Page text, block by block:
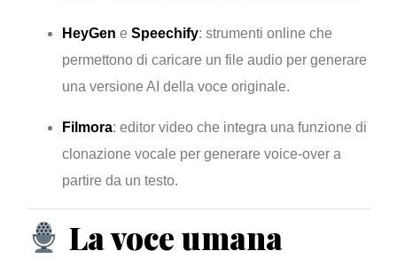
HeyGen e Speechify: strumenti online che
permettono di caricare un file audio per generare
una versione AI della voce originale.
Filmora: editor video che integra una funzione di
clonazione vocale per generare voice-over a
partire da un testo.
La voce umana